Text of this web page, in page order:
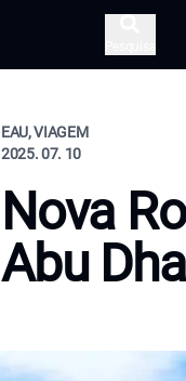
EAU, VIAGEM
2025. 07. 10
Nova
Abu